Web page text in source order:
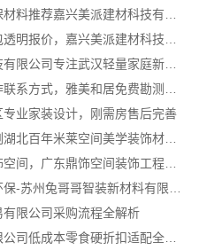
本地快装（湖北）科技有限公司专注武汉轻量家庭新房装修
业家装设计，刚需房售后完善
鄂州专业家装实景案例湖北百年米莱空间美学装饰材料有限公司
广州靠谱室内设计鼎饰空间，广东鼎饰空间装饰工程有限公司匠心施工
限公司采购流程全解析
河南零百味供应链有限公司低成本零食硬折扣适配全场景